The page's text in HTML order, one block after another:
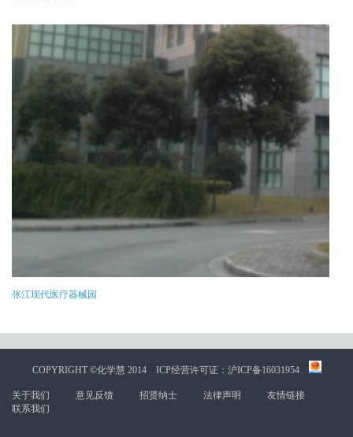
张江现代医疗器械园
COPYRIGHT ©化学慧 2014 ICP经营许可证：沪ICP备16031954
关于我们 意见反馈 招贤纳士 法律声明
友情链接
联系我们